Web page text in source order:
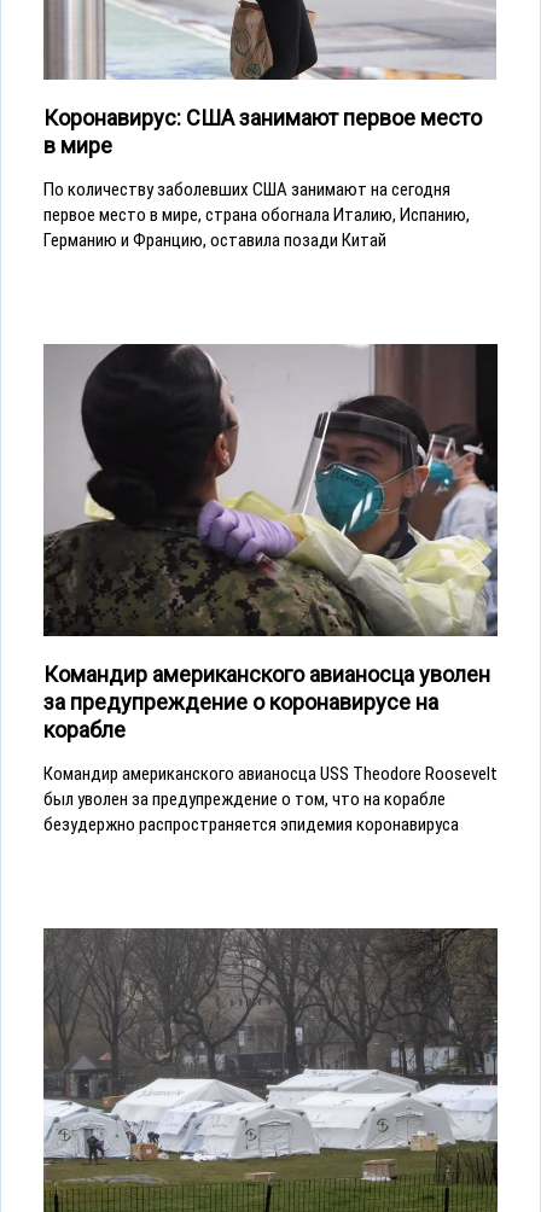
Коронавирус: США занимают первое место
в мире
По количеству заболевших США занимают на сегодня
первое место в мире, страна обогнала Италию, Испанию,
Германию и Францию, оставила позади Китай
Командир американского авианосца уволен
за предупреждение о коронавирусе на
корабле
Командир американского авианосца USS Theodore Roosevelt
был уволен за предупреждение о том, что на корабле
безудержно распространяется эпидемия коронавируса